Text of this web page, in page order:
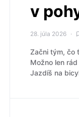
v
28. júla 2026
Začni tým, čo
Možno len
Jazdíš na